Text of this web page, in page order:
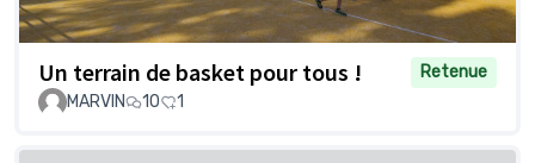
Un terrain de basket pour tous !
Retenue
MARVIN
10 1